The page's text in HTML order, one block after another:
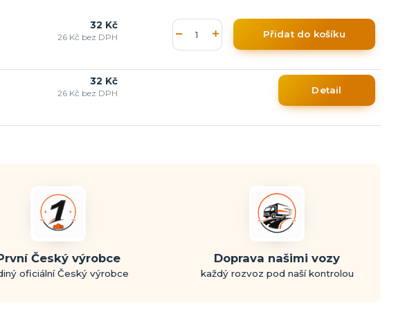
32 Kč
26 Kč bez DPH Přidat do košíku
32 Kč
26 Kč bez DPH Detail
Český výrobce
oficiální Český výrobce
Doprava našimi vozy
každý rozvoz pod naší kontrolou